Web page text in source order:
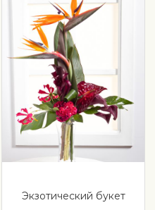
Экзотический букет